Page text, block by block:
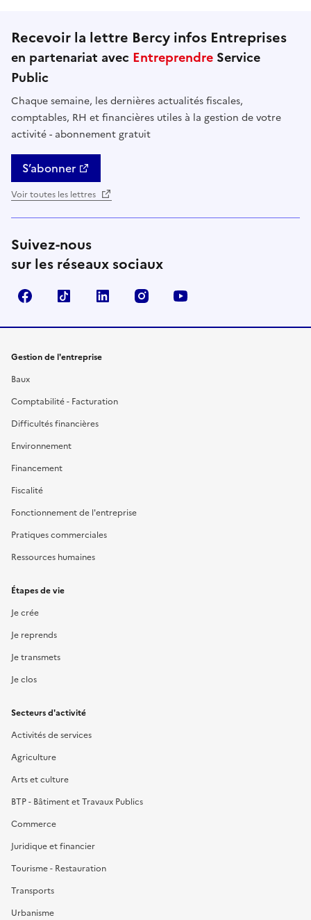
Recevoir la lettre Bercy infos Entreprises
en partenariat avec Entreprendre Service
Public
Chaque semaine, les dernières actualités fiscales,
comptables, RH et financières utiles à la gestion de votre
activité - abonnement gratuit
S’abonner
Voir toutes les lettres
Suivez-nous
sur les réseaux sociaux
FacebookTikTok Linkedin Instagram
Gestion de l'entreprise
Baux
Comptabilité - Facturation
Difficultés financières
Environnement
Financement
Fiscalité
Fonctionnement de l'entreprise
Pratiques commerciales
Ressources humaines
Étapes de vie
Je crée
Je reprends
Je transmets
Je clos
Secteurs d'activité
Activités de services
Agriculture
Arts et culture
BTP - Bâtiment et Travaux Publics
Commerce
Juridique et financier
Tourisme - Restauration
Transports
Urbanisme